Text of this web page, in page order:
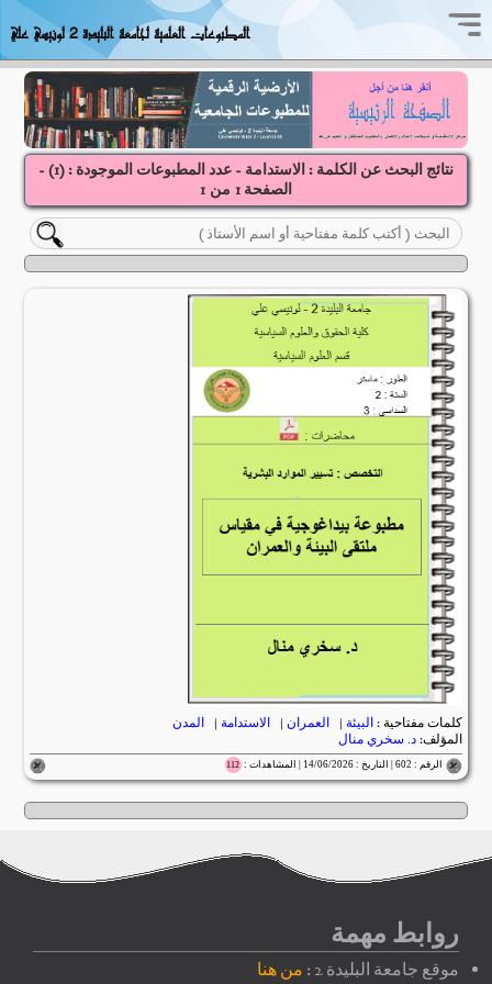
المطبوعات العلمية لجامعة البليدة 2 لونيسي علي
نتائج البحث عن الكلمة : الاستدامة - عدد المطبوعات الموجودة : (1
) -
الصفحة 1 من 1
كلمات مفتاحية : البيئة | العمران | الاستدامة | المدن
المؤلف:د. سخري منال
الرقم : 602 | التاريخ : 14/06/2026 | المشاهدات : 112
روابط مهمة
موقع جامعة البليدة 2 : من هنا